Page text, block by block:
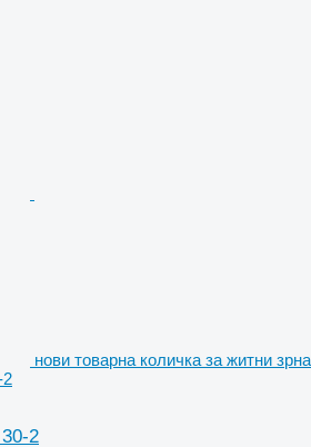
нови товарна количка за житни зрна
2
2